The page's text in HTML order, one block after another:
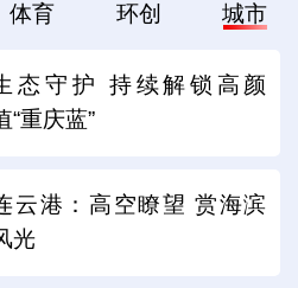
体育 环创 城市
态守护 持续解锁高颜
“重庆蓝”
云港：高空瞭望 赏海滨
光